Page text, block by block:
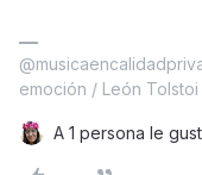
emoción / León Tolstoi
A 1 persona le